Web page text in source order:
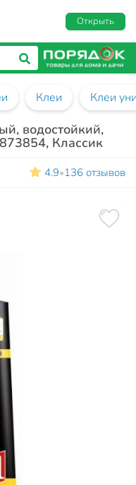
Открыть
Клеи Клеи
водостойкий,
Классик
4.9•136 отзывов